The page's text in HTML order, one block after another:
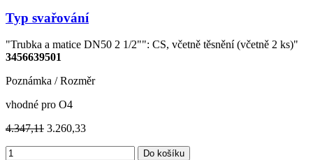
Typ svařování
"Trubka a matice DN50 2 1/2"": CS, včetně těsnění (včetně 2 ks)"
3456639501
Poznámka / Rozměr
vhodné pro O4
4.347,11 3.260,33
Do košíku